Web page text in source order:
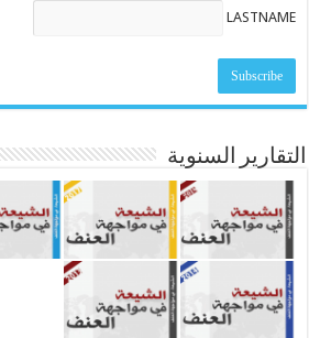
LASTNAME
التقارير السنوية